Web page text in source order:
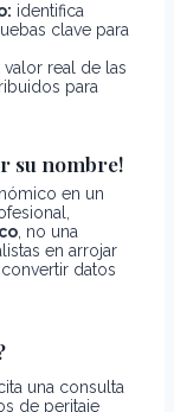
identifica
clave para
real de las
para
su nombre!
en un
, no una
en arrojar
datos
una consulta
de peritaje